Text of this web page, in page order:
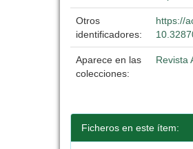
Otros
identificadores:
https://
Aparece en las
colecciones:
Revista
Ficheros en este ítem: